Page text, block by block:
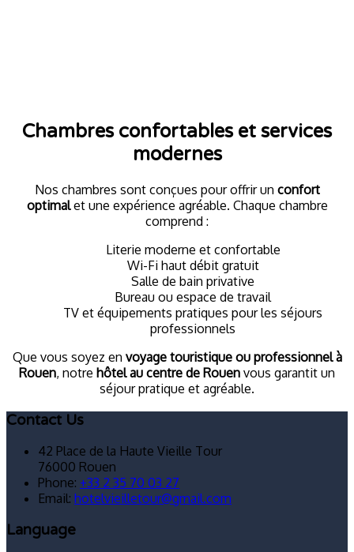
Chambres confortables et services
modernes
Nos chambres sont conçues pour offrir un confort
optimalet une expérience agréable. Chaque chambre
comprend :
Literie moderne et confortable
Wi-Fi haut débit gratuit
Salle de bain privative
Bureau ou espace de travail
TV et équipements pratiques pour les séjours
professionnels
Que vous soyez en voyage touristique ou professionnel à
Rouen, notre hôtel au centre de Rouen vous garantit un
séjour pratique et agréable.
Contact Us
42 Place de la Haute Vieille Tour
76000 Rouen
Phone: +33 2 35 70 03 27
Email: hotelvieilletour@gmail.com
Language